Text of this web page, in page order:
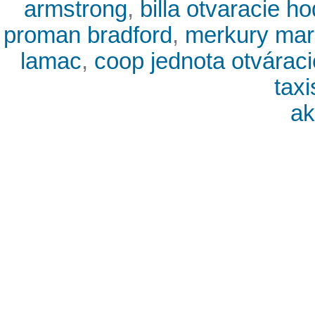
armstrong, billa otvaracie
proman bradford, merkury
lamac, coop jednota